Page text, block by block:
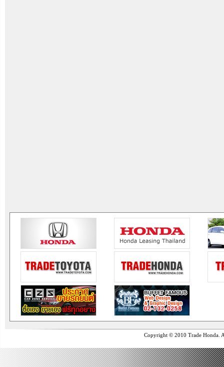
Copyright © 2010 Trade Honda.